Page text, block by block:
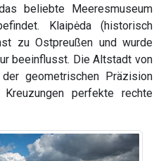
beliebte Meeresmuseum
Klaipėda (historisch
zu Ostpreußen und wurde
beeinflusst. Die Altstadt von
geometrischen Präzision
perfekte rechte